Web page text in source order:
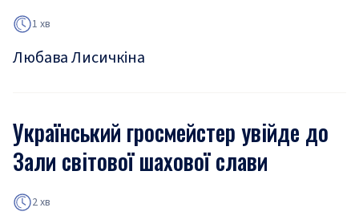
1 хв
Любава Лисичкіна
Український гросмейстер увійде до
Зали світової шахової слави
2 хв